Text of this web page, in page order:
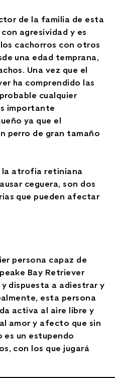
de la familia de esta
agresividad y es
cachorros con otros
una edad temprana,
Una vez que el
ha comprendido las
cualquier
importante
ya que el
perro de gran tamaño
la atrofia retiniana
ceguera, son dos
que pueden afectar
persona capaz de
Bay Retriever
dispuesta a adiestrar y
esta persona
activa al aire libre y
amor y afecto que sin
es un estupendo
con los que jugará